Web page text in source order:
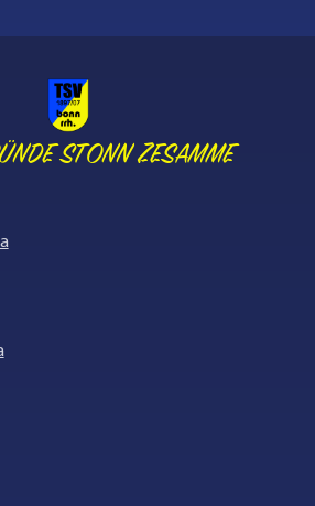
STONN ZESAMME